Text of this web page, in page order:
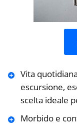
Vita
escursione,
scelta ideale
Morbido e